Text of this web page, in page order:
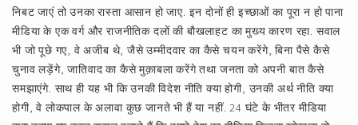
निबट जाएं तो उनका रास्ता आसान हो जाए. इन दोनों ही इच्छाओं का पूरा न हो पाना
मीडिया के एक वर्ग और राजनीतिक दलों की बौखलाहट का मुख्य कारण रहा. सवाल
भी जो पूछे गए, वे अजीब थे, जैसे उम्मीदवार का कैसे चयन करेंगे, बिना पैसे कैसे
चुनाव लड़ेंगे, जातिवाद का कैसे मुक़ाबला करेंगे तथा जनता को अपनी बात कैसे
समझाएंगे. साथ ही यह भी कि उनकी विदेश नीति क्या होगी, उनकी अर्थ नीति क्या
होगी, वे लोकपाल के अलावा कुछ जानते भी हैं या नहीं. 24 घंटे के भीतर मीडिया